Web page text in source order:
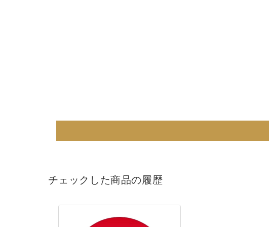
チェックした商品の履歴